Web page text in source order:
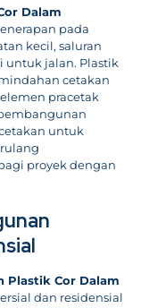
Dalam
pada
kecil, saluran
untuk jalan. Plastik
cetakan
pracetak
untuk
proyek dengan
Plastik Cor Dalam
dan residensial